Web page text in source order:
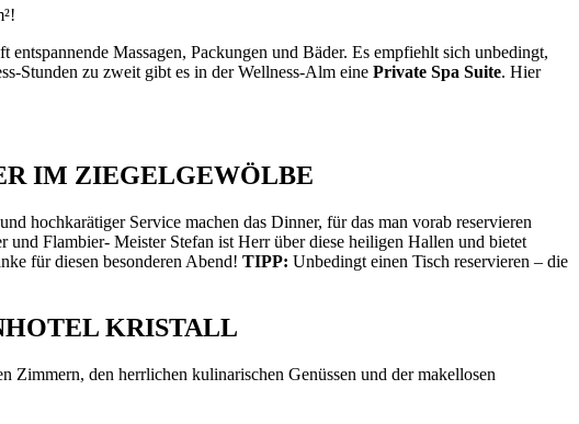
Massagen, Packungen und Bäder. Es empfiehlt sich unbedingt,
Stunden zu zweit gibt es in der Wellness-Alm eine Private Spa Suite. Hier
IM ZIEGELGEWÖLBE
hochkarätiger Service machen das Dinner, für das man vorab reservieren
Flambier- Meister Stefan ist Herr über diese heiligen Hallen und bietet
für diesen besonderen Abend! TIPP: Unbedingt einen Tisch reservieren – die
KRISTALL
Zimmern, den herrlichen kulinarischen Genüssen und der makellosen